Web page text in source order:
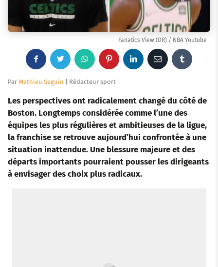
Fanatics View (DR) / NBA Youtube
a
c
e
b
o
o
w
i
t
e
W
h
a
t
s
a
p
P
i
n
t
e
r
n
k
e
d
E
a
l
m
b
l
r
Par Mathieu Seguin | Rédacteur sport
Les perspectives ont radicalement changé du côté de
Boston. Longtemps considérée comme l’une des
équipes les plus régulières et ambitieuses de la ligue,
la franchise se retrouve aujourd’hui confrontée à une
situation inattendue. Une blessure majeure et des
départs importants pourraient pousser les dirigeants
à envisager des choix plus radicaux.